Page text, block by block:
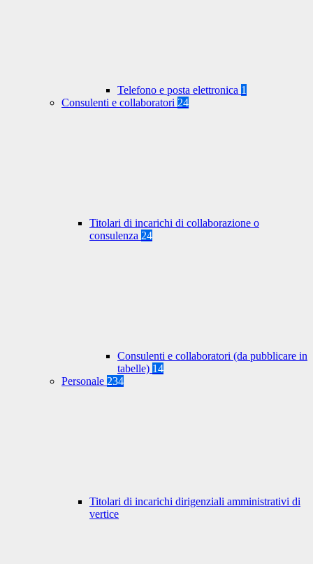
Telefono e posta elettronica 1
Consulenti e collaboratori 24
Titolari di incarichi di collaborazione o
consulenza 24
Consulenti e collaboratori (da pubblicare in
tabelle) 14
Personale 234
Titolari di incarichi dirigenziali amministrativi di
vertice